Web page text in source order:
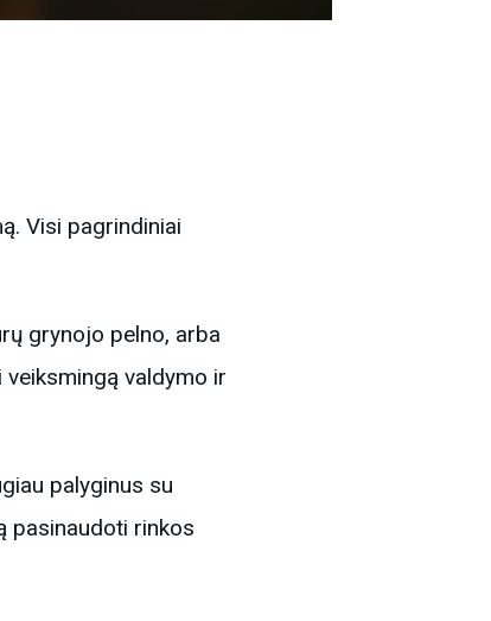
Visi pagrindiniai
grynojo pelno, arba
valdymo ir
palyginus su
pasinaudoti rinkos